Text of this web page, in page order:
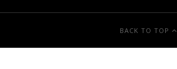
BACK TO TOP